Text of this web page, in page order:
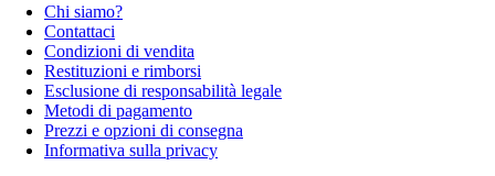
Chi siamo?
Contattaci
Condizioni di vendita
Restituzioni e rimborsi
Esclusione di responsabilità legale
Metodi di pagamento
Prezzi e opzioni di consegna
Informativa sulla privacy